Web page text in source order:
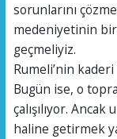
sorunlarını
medeniyetinin
geçmeliyiz.
Rumeli’nin
Bugün ise, o
çalışılıyor.
haline getirmek